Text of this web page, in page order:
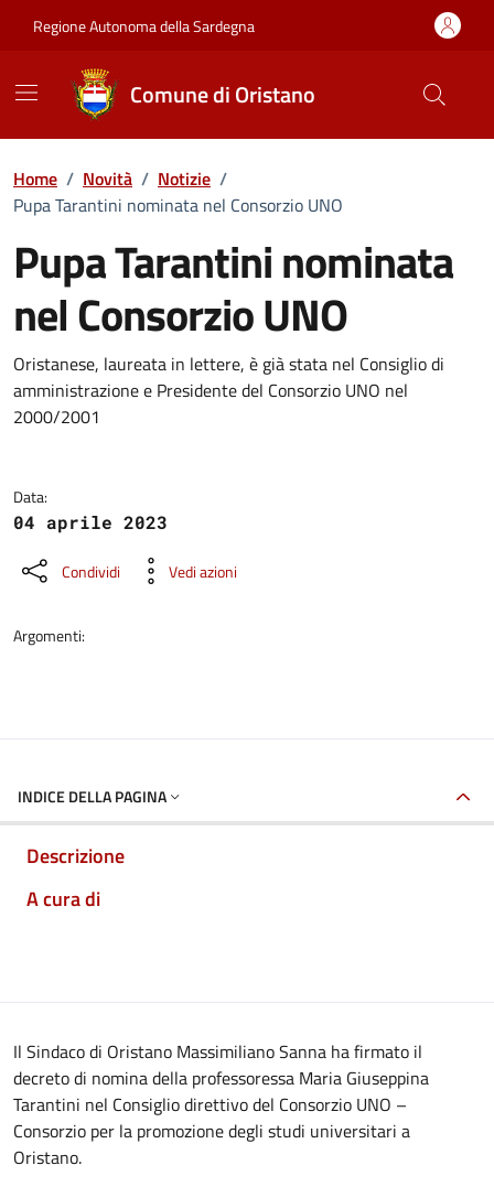
Regione Autonoma della Sardegna
Comune di Oristano
Home / Novità / Notizie /
Pupa Tarantini nominata nel Consorzio UNO
Pupa Tarantini nominata
nel Consorzio UNO
Dettagli della notizia
Oristanese, laureata in lettere, è già stata nel Consiglio di
amministrazione e Presidente del Consorzio UNO nel
2000/2001
Data:
04 aprile 2023
Condividi Vedi azioni
Argomenti:
INDICE DELLA PAGINA
Descrizione
A cura di
Il Sindaco di Oristano Massimiliano Sanna ha firmato il
decreto di nomina della professoressa Maria Giuseppina
Tarantini nel Consiglio direttivo del Consorzio UNO –
Consorzio per la promozione degli studi universitari a
Oristano.